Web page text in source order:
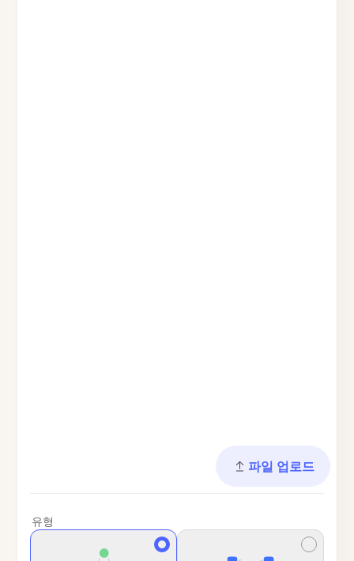
파일 업로드
유형